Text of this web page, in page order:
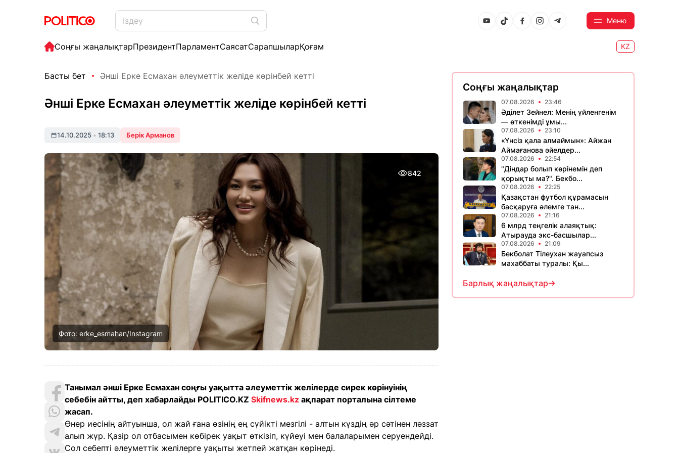
Меню
Соңғы жаңалықтарПрезидентПарламентСаясатСарапшыларҚоғам KZ
Басты бет Әнші Ерке Есмахан әлеуметтік желіде көрінбей кетті
Әнші Ерке Есмахан әлеуметтік желіде көрінбей кетті
14.10.2025 • 18:13 Берік Арманов
842
Фото: erke_esmahan/Instagram
Танымал әнші Ерке Есмахан соңғы уақытта әлеуметтік желілерде сирек көрінуінің
себебін айтты, деп хабарлайды POLITICO.KZ Skifnews.kz ақпарат порталына сілтеме
жасап.
Өнер иесінің айтуынша, ол жай ғана өзінің ең сүйікті мезгілі - алтын күздің әр сәтінен ләззат
алып жүр. Қазір ол отбасымен көбірек уақыт өткізіп, күйеуі мен балаларымен серуендейді.
Сол себепті әлеуметтік желілерге уақыты жетпей жатқан көрінеді.
Соңғы жаңалықтар
07.08.2026 23:46
Әділет Зейнел: Менің үйленгенім
— өткенімді ұмы...
07.08.2026 23:10
«Үнсіз қала алмаймын»: Айжан
Аймағанова әйелдер...
07.08.2026 22:54
"Діндар болып көрінемін деп
қорықты ма?". Бекбо...
07.08.2026 22:25
Қазақстан футбол құрамасын
басқаруға әлемге тан...
07.08.2026 21:16
6 млрд теңгелік алаяқтық:
Атырауда экс-басшылар...
07.08.2026 21:09
Бекболат Тілеухан жауапсыз
махаббаты туралы: Қы...
Барлық жаңалықтар